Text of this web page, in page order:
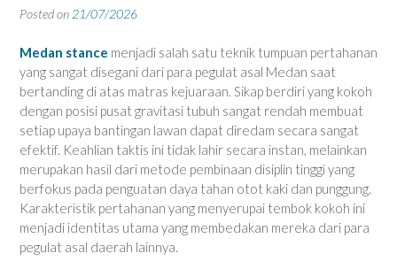
Posted on 21/07/2026
Medan stance menjadi salah satu teknik tumpuan pertahanan
yang sangat disegani dari para pegulat asal Medan saat
bertanding di atas matras kejuaraan. Sikap berdiri yang kokoh
dengan posisi pusat gravitasi tubuh sangat rendah membuat
setiap upaya bantingan lawan dapat diredam secara sangat
efektif. Keahlian taktis ini tidak lahir secara instan, melainkan
merupakan hasil dari metode pembinaan disiplin tinggi yang
berfokus pada penguatan daya tahan otot kaki dan punggung.
Karakteristik pertahanan yang menyerupai tembok kokoh ini
menjadi identitas utama yang membedakan mereka dari para
pegulat asal daerah lainnya.